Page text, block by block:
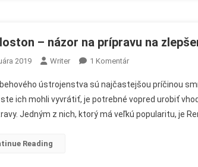
– názor na prípravu na
2019 Writer 1 KomentárNa
Bloston
–
Názor
ústrojenstva sú najčastejšou príčinou
ste ich mohli vyvrátiť, je potrebné vopred urobiť
Jedným z nich, ktorý má veľkú popularitu, je
Reading